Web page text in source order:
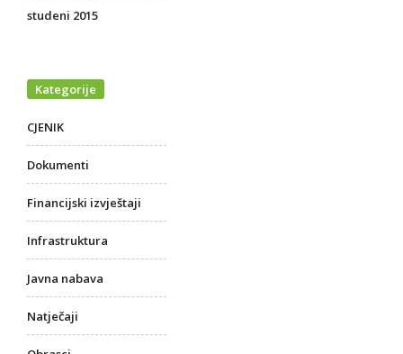
studeni 2015
Kategorije
CJENIK
Dokumenti
Financijski izvještaji
Infrastruktura
Javna nabava
Natječaji